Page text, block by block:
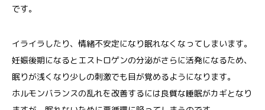
です。
イライラしたり、情緒不安定になり眠れなくなってしまいます。
妊娠後期になるとエストロゲンの分泌がさらに活発になるため、
眠りが浅くなり少しの刺激でも目が覚めるようになります。
ホルモンバランスの乱れを改善するには良質な睡眠がカギとなり